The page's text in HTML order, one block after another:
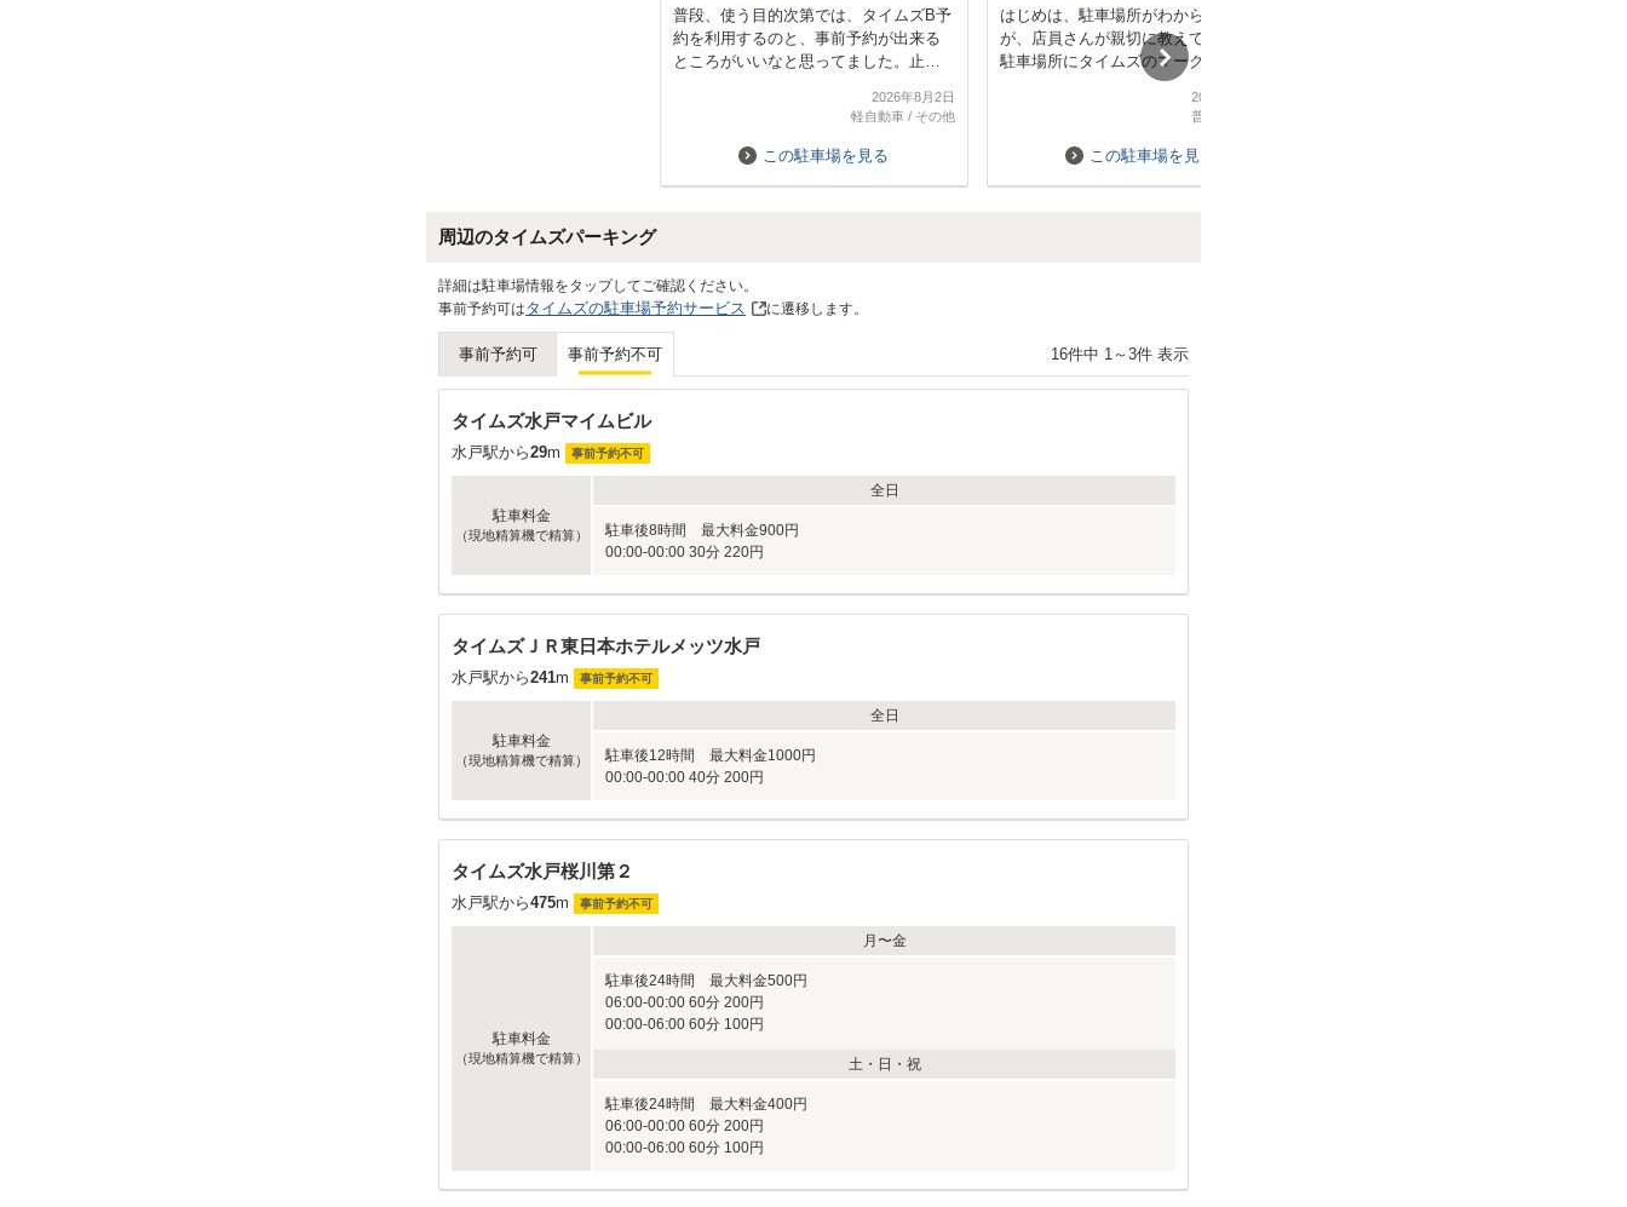
普段、使う目的次第では、タイムズB予
約を利用するのと、事前予約が出来る
ところがいいなと思ってました。止め
り側だったりは、してしまいますが、
制のところからも離れてるところです
2026年8月2日
軽自動車/ その他
この駐車場を見る
はじめは、駐車場所がわからなかった
が、店員さんが親切に教えてくれた。
駐車場所にタイムズのマークがあって
2026年7月25日
普通車
この駐車場を見る
周辺のタイムズパーキング
詳細は駐車場情報をタップしてご確認ください。
事前予約可はタイムズの駐車場予約サービス に遷移します。
事前予約可 事前予約不可 16件中 1 ～ 3件 表示
タイムズ水戸マイムビル
水戸駅から29m 事前予約不可
駐車料金
（現地精算機で精算）
全日
駐車後8時間 最大料金900円
00:00-00:00 30分 220円
タイムズＪＲ東日本ホテルメッツ水戸
水戸駅から241m 事前予約不可
駐車料金
（現地精算機で精算）
全日
駐車後12時間 最大料金1000円
00:00-00:00 40分 200円
タイムズ水戸桜川第２
水戸駅から475m 事前予約不可
駐車料金
（現地精算機で精算）
月〜金
駐車後24時間 最大料金500円
06:00-00:00 60分 200円
00:00-06:00 60分 100円
土・日・祝
駐車後24時間 最大料金400円
06:00-00:00 60分 200円
00:00-06:00 60分 100円